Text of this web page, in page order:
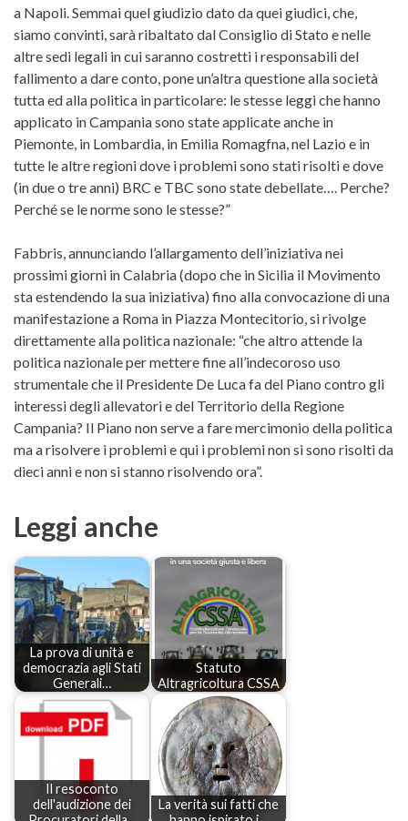
a Napoli. Semmai quel giudizio dato da quei giudici, che,
siamo convinti, sarà ribaltato dal Consiglio di Stato e nelle
altre sedi legali in cui saranno costretti i responsabili del
fallimento a dare conto, pone un’altra questione alla società
tutta ed alla politica in particolare: le stesse leggi che hanno
applicato in Campania sono state applicate anche in
Piemonte, in Lombardia, in Emilia Romagfna, nel Lazio e in
tutte le altre regioni dove i problemi sono stati risolti e dove
(in due o tre anni) BRC e TBC sono state debellate…. Perche?
Perché se le norme sono le stesse?”
Fabbris, annunciando l’allargamento dell’iniziativa nei
prossimi giorni in Calabria (dopo che in Sicilia il Movimento
sta estendendo la sua iniziativa) fino alla convocazione di una
manifestazione a Roma in Piazza Montecitorio, si rivolge
direttamente alla politica nazionale: “che altro attende la
politica nazionale per mettere fine all’indecoroso uso
strumentale che il Presidente De Luca fa del Piano contro gli
interessi degli allevatori e del Territorio della Regione
Campania? Il Piano non serve a fare mercimonio della politica
ma a risolvere i problemi e qui i problemi non si sono risolti da
dieci anni e non si stanno risolvendo ora”.
Leggi anche
La prova di unità e
democrazia agli Stati
Generali…
Statuto
Altragricoltura CSSA
Il resoconto
dell'audizione dei
La verità sui fatti che